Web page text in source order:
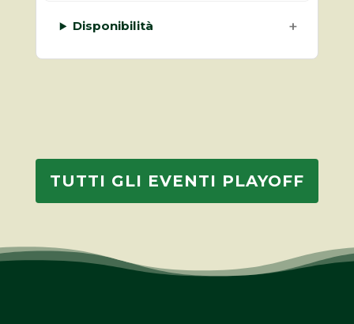
Disponibilità
TUTTI GLI EVENTI PLAYOFF